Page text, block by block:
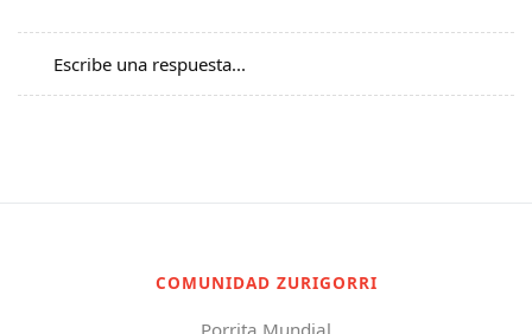
Escribe una respuesta...
COMUNIDAD ZURIGORRI
Porrita Mundial